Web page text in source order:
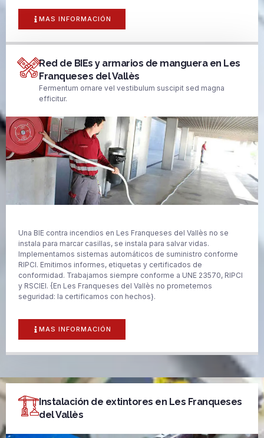
MAS INFORMACIÓN
Red de BIEs y armarios de manguera en Les
Franqueses del Vallès
Fermentum ornare vel vestibulum suscipit sed magna
efficitur.
Una BIE contra incendios en Les Franqueses del Vallès no se
instala para marcar casillas, se instala para salvar vidas.
Implementamos sistemas automáticos de suministro conforme
RIPCI. Emitimos informes, etiquetas y certificados de
conformidad. Trabajamos siempre conforme a UNE 23570, RIPCI
y RSCIEI. {En Les Franqueses del Vallès no prometemos
seguridad: la certificamos con hechos}.
MAS INFORMACIÓN
Instalación de extintores en Les Franqueses
del Vallès